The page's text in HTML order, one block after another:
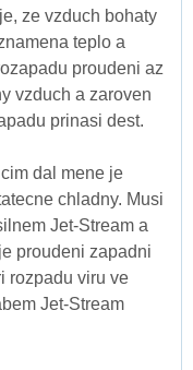
ze vzduch bohaty
teplo a
proudeni az
vzduch a zaroven
prinasi dest.
dal mene je
chladny. Musi
Jet-Stream a
proudeni zapadni
rozpadu viru ve
Jet-Stream